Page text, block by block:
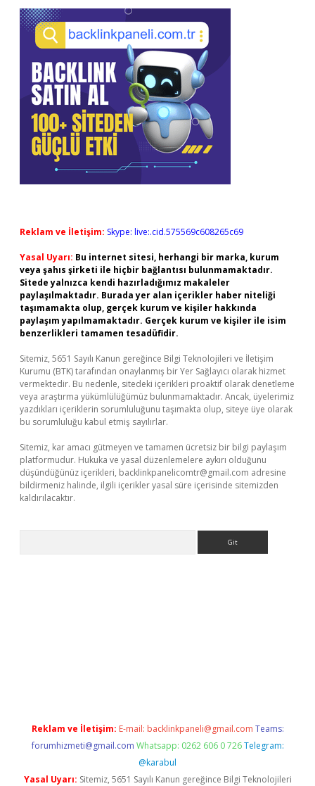
Reklam ve İletişim: Skype: live:.cid.575569c608265c69
Yasal Uyarı: Bu internet sitesi, herhangi bir marka, kurum
veya şahıs şirketi ile hiçbir bağlantısı bulunmamaktadır.
Sitede yalnızca kendi hazırladığımız makaleler
paylaşılmaktadır. Burada yer alan içerikler haber niteliği
taşımamakta olup, gerçek kurum ve kişiler hakkında
paylaşım yapılmamaktadır. Gerçek kurum ve kişiler ile isim
benzerlikleri tamamen tesadüfidir.
Sitemiz, 5651 Sayılı Kanun gereğince Bilgi Teknolojileri ve İletişim
Kurumu (BTK) tarafından onaylanmış bir Yer Sağlayıcı olarak hizmet
vermektedir. Bu nedenle, sitedeki içerikleri proaktif olarak denetleme
veya araştırma yükümlülüğümüz bulunmamaktadır. Ancak, üyelerimiz
yazdıkları içeriklerin sorumluluğunu taşımakta olup, siteye üye olarak
bu sorumluluğu kabul etmiş sayılırlar.
Sitemiz, kar amacı gütmeyen ve tamamen ücretsiz bir bilgi paylaşım
platformudur. Hukuka ve yasal düzenlemelere aykırı olduğunu
düşündüğünüz içerikleri, backlinkpanelicomtr@gmail.com adresine
bildirmeniz halinde, ilgili içerikler yasal süre içerisinde sitemizden
kaldırılacaktır.
Reklam ve İletişim: E-mail: backlinkpaneli@gmail.com Teams:
forumhizmeti@gmail.com Whatsapp: 0262 606 0 726 Telegram:
@karabul
Yasal Uyarı: Sitemiz, 5651 Sayılı Kanun gereğince Bilgi Teknolojileri